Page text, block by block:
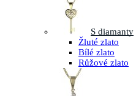
S diamanty
Žluté zlato
Bílé zlato
Růžové zlato